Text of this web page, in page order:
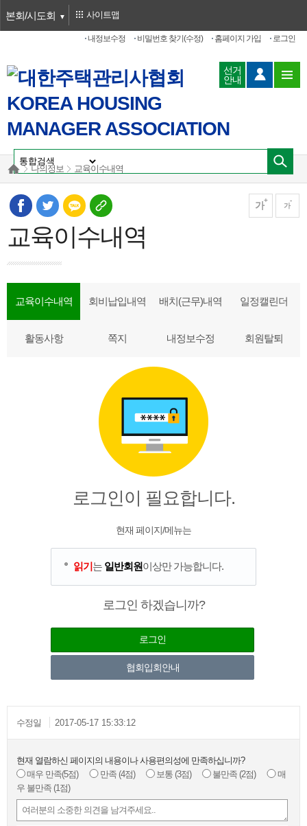
본회/시도회
로그인
홈페이지 가입
비밀번호 찾기(수정)
내정보수정
사이트맵
선거
안내
나의정보 교육이수내역
가 가
교육이수내역
교육이수내역 회비납입내역 배치(근무)내역 일정캘린더
활동사항 쪽지 내정보수정 회원탈퇴
로그인이 필요합니다.
현재 페이지/메뉴는
읽기는 일반회원이상만 가능합니다.
로그인 하겠습니까?
로그인
협회입회안내
수정일 2017-05-17 15:33:12
현재 열람하신 페이지의 내용이나 사용편의성에 만족하십니까?
매우 만족(5점) 만족 (4점) 보통 (3점) 불만족 (2점)
매
우 불만족 (1점)